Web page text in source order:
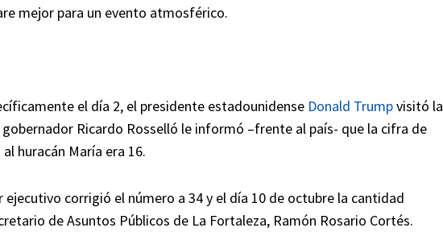
mejor para un evento atmosférico.
el día 2, el presidente estadounidense Donald Trumpvisitó la
Ricardo Rosselló le informó –frente al país- que la cifra de
huracán María era 16.
ejecutivo corrigió el número a 34 y el día 10 de octubre la cantidad
de Asuntos Públicos de La Fortaleza, Ramón Rosario Cortés.